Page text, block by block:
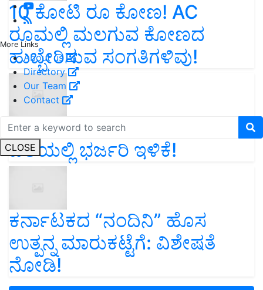
More Links
About us
Directory
Our Team
Contact
CLOSE
10 ಕೋಟಿ ರೂ ಕೋಣ! AC
ರೂಮಲ್ಲಿ ಮಲಗುವ ಕೋಣದ
ಹುಬ್ಬೇರಿಸುವ ಸಂಗತಿಗಳಿವು!
cylinder price ಸಿಲಿಂಡರ್‌
ಬೆಲೆಯಲ್ಲಿ ಭರ್ಜರಿ ಇಳಿಕೆ!
ಕರ್ನಾಟಕದ “ನಂದಿನಿ” ಹೊಸ
ಉತ್ಪನ್ನ ಮಾರುಕಟ್ಟೆಗೆ: ವಿಶೇಷತೆ
ನೋಡಿ!